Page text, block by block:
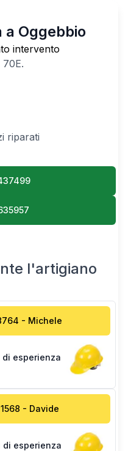
Oggebbio
intervento
70E.
riparati
l'artigiano
- Michele
di esperienza
- Davide
di esperienza